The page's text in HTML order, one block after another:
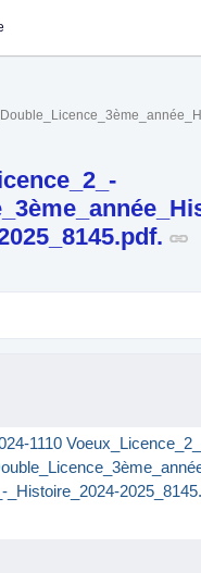
1110
_Histoire_2024-